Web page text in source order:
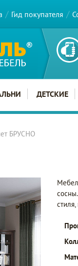
Гид покупателя
ДЕТСКИЕ
БРУСНО